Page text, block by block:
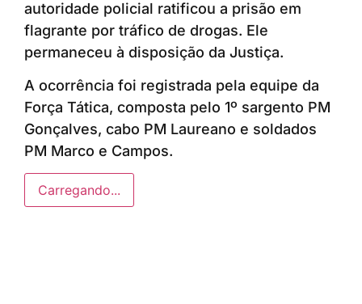
autoridade policial ratificou a prisão em
flagrante por tráfico de drogas. Ele
permaneceu à disposição da Justiça.
A ocorrência foi registrada pela equipe da
Força Tática, composta pelo 1º sargento PM
Gonçalves, cabo PM Laureano e soldados
PM Marco e Campos.
Carregando...